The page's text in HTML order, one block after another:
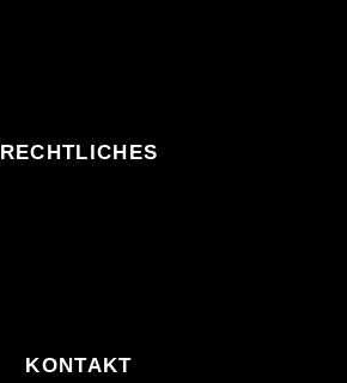
RECHTLICHES
KONTAKT